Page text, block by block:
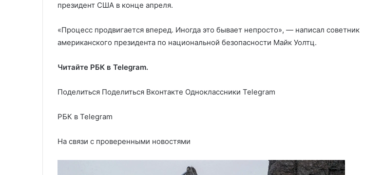
президент США в конце апреля.
«Процесс продвигается вперед. Иногда это бывает непросто», — написал советник
американского президента по национальной безопасности Майк Уолтц.
Читайте РБК в Telegram.
Поделиться Поделиться Вконтакте Одноклассники Telegram
РБК в Telegram
На связи с проверенными новостями